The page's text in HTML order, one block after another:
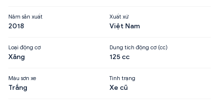
Năm sản xuất
2018
Xuất xứ
Việt Nam
Loại động cơ
Xăng
Dung tích động cơ (cc)
125 cc
Màu sơn xe
Trắng
Tình trạng
Xe cũ